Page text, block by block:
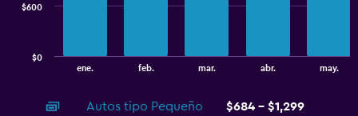
displaying
ene. feb. mar. abr. may.
$0
$600
Autos tipo Pequeño
$684 - $1,299